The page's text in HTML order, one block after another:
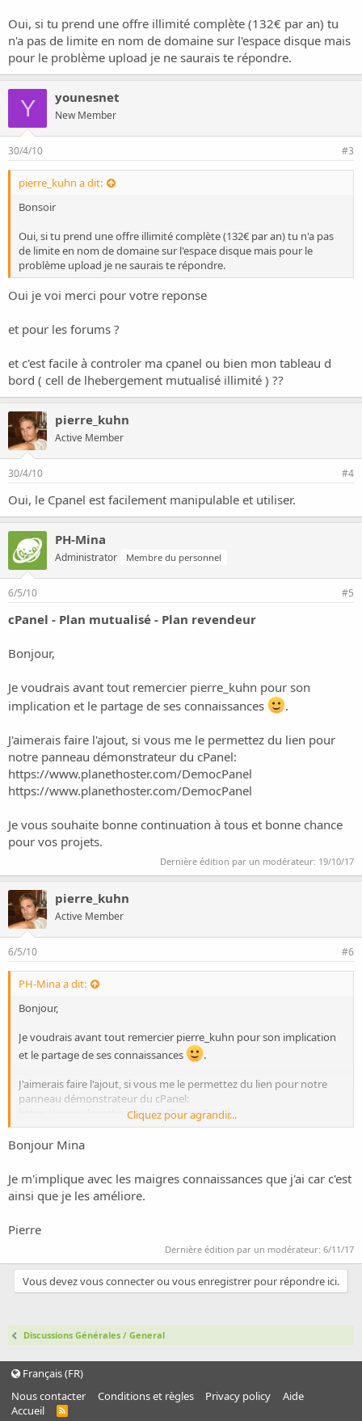
Oui, si tu prend une offre illimité complète (132€ par an) tu
n'a pas de limite en nom de domaine sur l'espace disque mais
pour le problème upload je ne saurais te répondre.
Y younesnet
New Member
30/4/10 #3
pierre_kuhn a dit:
Bonsoir
Oui, si tu prend une offre illimité complète (132€ par an) tu n'a pas
de limite en nom de domaine sur l'espace disque mais pour le
problème upload je ne saurais te répondre.
Oui je voi merci pour votre reponse
et pour les forums ?
et c'est facile à controler ma cpanel ou bien mon tableau d
bord ( cell de lhebergement mutualisé illimité ) ??
pierre_kuhn
Active Member
30/4/10 #4
Oui, le Cpanel est facilement manipulable et utiliser.
PH-Mina
Administrator Membre du personnel
6/5/10 #5
cPanel - Plan mutualisé - Plan revendeur
Bonjour,
Je voudrais avant tout remercier pierre_kuhn pour son
implication et le partage de ses connaissances
.
J'aimerais faire l'ajout, si vous me le permettez du lien pour
notre panneau démonstrateur du cPanel:
https://www.planethoster.com/DemocPanel
https://www.planethoster.com/DemocPanel
Je vous souhaite bonne continuation à tous et bonne chance
pour vos projets.
Dernière édition par un modérateur: 19/10/17
pierre_kuhn
Active Member
6/5/10 #6
PH-Mina a dit:
Bonjour,
Je voudrais avant tout remercier pierre_kuhn pour son implication
et le partage de ses connaissances
.
J'aimerais faire l'ajout, si vous me le permettez du lien pour notre
panneau démonstrateur du cPanel:
https://www.planethoster.com/DemocPanel
https://www.planethoster.com/DemocPanel
Je vous souhaite bonne continuation à tous et bonne chance pour
vos projets.
Cliquez pour agrandir...
Bonjour Mina
Je m'implique avec les maigres connaissances que j'ai car c'est
ainsi que je les améliore.
Pierre
Dernière édition par un modérateur: 6/11/17
Vous devez vous connecter ou vous enregistrer pour répondre ici.
Discussions Générales / General
Français (FR)
Nous contacter
Conditions et règles Privacy policy
Aide
Accueil
R